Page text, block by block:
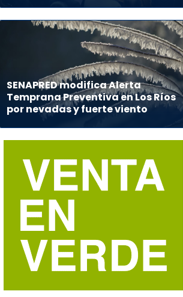
SENAPRED modifica Alerta
Temprana Preventiva en Los Ríos
por nevadas y fuerte viento